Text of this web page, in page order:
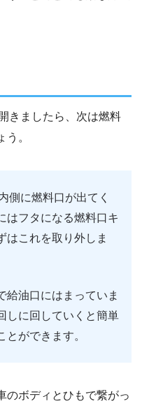
きましたら、次は燃料
。
側に燃料口が出てく
はフタになる燃料口キ
はこれを取り外しま
給油口にはまっていま
しに回していくと簡単
ができます。
のボディとひもで繋がっ